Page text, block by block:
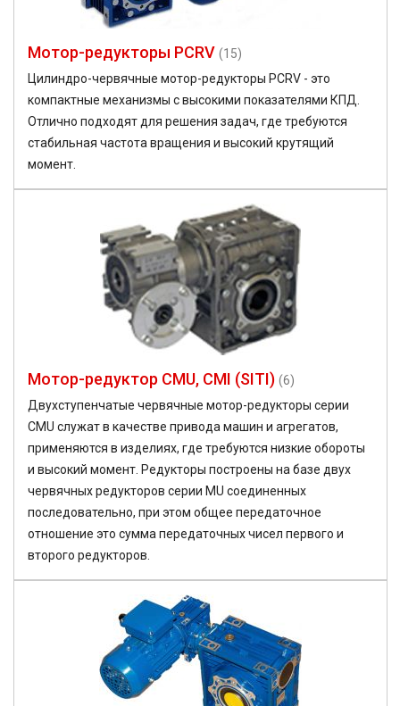
Мотор-редукторы PCRV (15)
Цилиндро-червячные мотор-редукторы PCRV - это
компактные механизмы с высокими показателями КПД.
Отлично подходят для решения задач, где требуются
стабильная частота вращения и высокий крутящий
момент.
Мотор-редуктор CMU, CMI (SITI) (6)
Двухступенчатые червячные мотор-редукторы серии
CMU служат в качестве привода машин и агрегатов,
применяются в изделиях, где требуются низкие обороты
и высокий момент. Редукторы построены на базе двух
червячных редукторов серии MU соединенных
последовательно, при этом общее передаточное
отношение это сумма передаточных чисел первого и
второго редукторов.